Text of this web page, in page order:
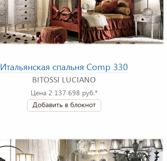
Итальянская спальня Comp 330
BITOSSI LUCIANO
Цена 2 137 698 руб.*
Добавить в блокнот